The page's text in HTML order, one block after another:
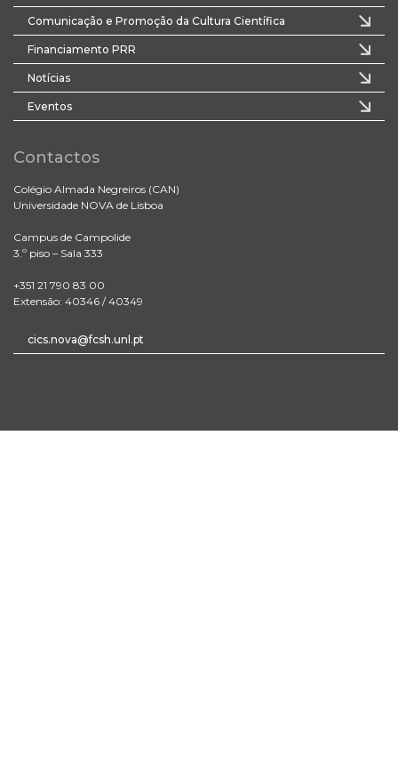
Comunicação e Promoção da Cultura Científica
Financiamento PRR
Notícias
Eventos
Contactos
Colégio Almada Negreiros (CAN)
Universidade NOVA de Lisboa
Campus de Campolide
3.º piso – Sala 333
+351 21 790 83 00
Extensão: 40346 / 40349
cics.nova@fcsh.unl.pt